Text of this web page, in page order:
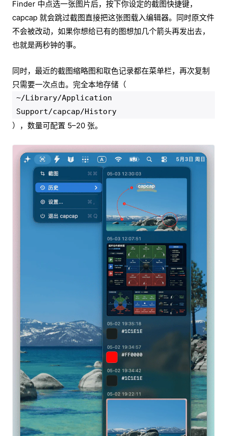
Finder 中点选一张图片后，按下你设定的截图快捷键，
capcap 就会跳过截图直接把这张图载入编辑器。同时原文件
不会被改动，如果你想给已有的图想加几个箭头再发出去，
也就是两秒钟的事。
同时，最近的截图缩略图和取色记录都在菜单栏，再次复制
只需要一次点击。完全本地存储（
~/Library/Application
Support/capcap/History
），数量可配置 5–20 张。